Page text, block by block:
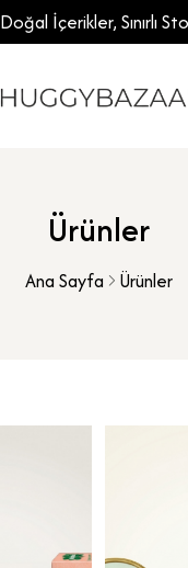
Doğal İçerikler, Sınırlı
Ürünler
Ana Sayfa Ürünler